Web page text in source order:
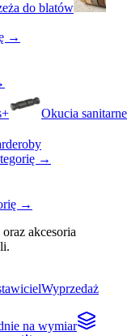
do blatów
→
Okucia sanitarne
→
→
akcesoria
Wyprzedaż
na wymiar